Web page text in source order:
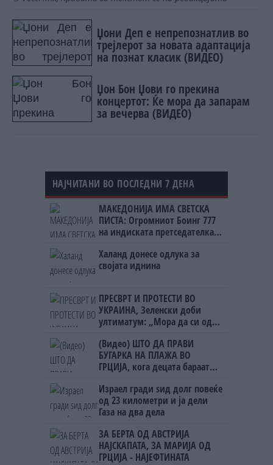
Џони Деп е непрепознатлив во
трејлерот за новата адаптација
на познат класик (ВИДЕО)
Џон Бон Џови го прекина
концертот: Ќе мора да запарам
за вечерва (ВИДЕО)
НАЈЧИТАНИ ВО ПОСЛЕДНИ 7 ДЕНА
МАКЕДОНИЈА ИМА СВЕТСКА
ПИСТА: Огромниот Боинг 777
на индиската претседателка
Скопје
Халанд донесе одлука за
својата иднина
ПРЕСВРТ И ПРОТЕСТИ ВО
УКРАИНА, Зеленски доби
ултиматум: „Мора да си оди,
(Видео) ШТО ДА ПРАВИ
БУГАРКА НА ПЛАЖА ВО
ГРЦИЈА, кога децата бараат
Израел гради ѕид долг повеќе
од 23 километри и ја дели
Газа на два дела
ЗА БЕРТА ОД АВСТРИЈА
НАЈСКАПАТА, ЗА МАРИЈА ОД
ГРЦИЈА - НАЈЕФТИНАТА